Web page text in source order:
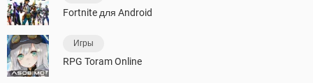
Fortnite для Android
Игры
RPG Toram Online